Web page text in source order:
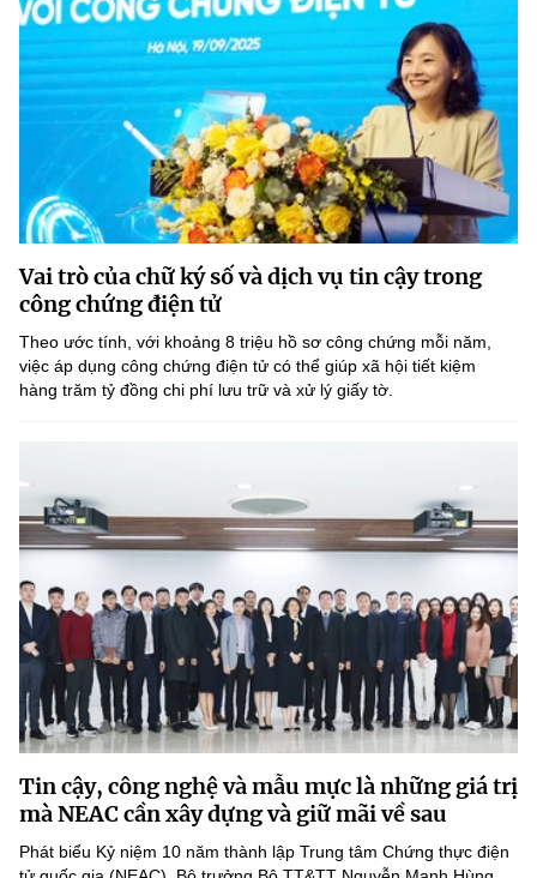
Vai trò của chữ ký số và dịch vụ tin cậy trong
công chứng điện tử
Theo ước tính, với khoảng 8 triệu hồ sơ công chứng mỗi năm,
việc áp dụng công chứng điện tử có thể giúp xã hội tiết kiệm
hàng trăm tỷ đồng chi phí lưu trữ và xử lý giấy tờ.
Tin cậy, công nghệ và mẫu mực là những giá trị
mà NEAC cần xây dựng và giữ mãi về sau
Phát biểu Kỷ niệm 10 năm thành lập Trung tâm Chứng thực điện